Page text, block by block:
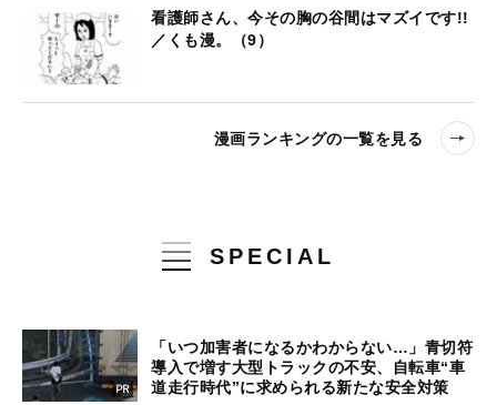
看護師さん、今その胸の谷間はマズイです!!
／くも漫。（9）
漫画ランキングの一覧を見る
SPECIAL
「いつ加害者になるかわからない…」青切符
導入で増す大型トラックの不安、自転車“車
道走行時代”に求められる新たな安全対策